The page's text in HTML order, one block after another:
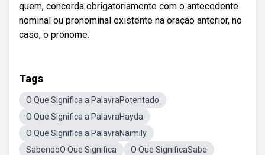
quem, concorda obrigatoriamente com o antecedente
nominal ou pronominal existente na oração anterior, no
caso, o pronome.
Tags
O Que Significa a PalavraPotentado
O Que Significa a PalavraHayda
O Que Significa a PalavraNaimily
SabendoO Que Significa
O Que SignificaSabe